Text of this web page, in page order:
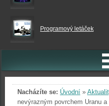
Programový letáček
Nacházíte se: Úvodní »
nevýrazným povrchem Uranu a